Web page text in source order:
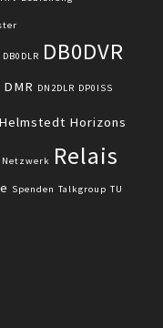
DB0DLR DB0DVR
DMR DN2DLR DP0ISS
Helmstedt Horizons
Netzwerk Relais
Spenden Talkgroup TU